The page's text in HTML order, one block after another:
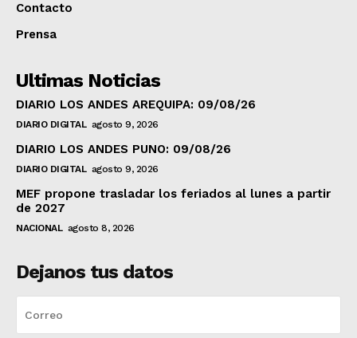
Contacto
Prensa
Ultimas Noticias
DIARIO LOS ANDES AREQUIPA: 09/08/26
DIARIO DIGITAL agosto 9, 2026
DIARIO LOS ANDES PUNO: 09/08/26
DIARIO DIGITAL agosto 9, 2026
MEF propone trasladar los feriados al lunes a partir
de 2027
NACIONAL agosto 8, 2026
Dejanos tus datos